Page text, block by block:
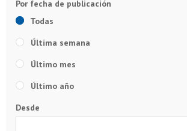
Todas
Última semana
Último mes
Último año
Desde